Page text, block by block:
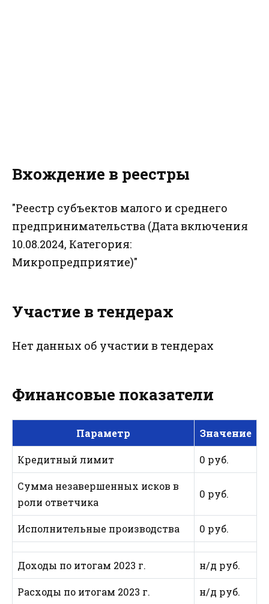
Вхождение в реестры
"Реестр субъектов малого и среднего
предпринимательства (Дата включения
10.08.2024, Категория:
Микропредприятие)"
Участие в тендерах
Нет данных об участии в тендерах
Финансовые показатели
Параметр Значение
Кредитный лимит 0 руб.
Сумма незавершенных исков в
роли ответчика
0 руб.
Исполнительные производства 0 руб.
Доходы по итогам 2023 г. н/д руб.
Расходы по итогам 2023 г. н/д руб.